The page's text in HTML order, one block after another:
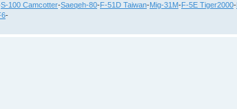
S-100 Camcotter-Saeqeh-80-F-51D Taiwan-Mig-31M-F-5E Tiger2000-
-